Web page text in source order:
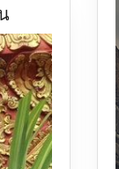
ต้น
ซากุระ
ก็มา!
เปิด
เที่ยว
ชม
สกา
ย